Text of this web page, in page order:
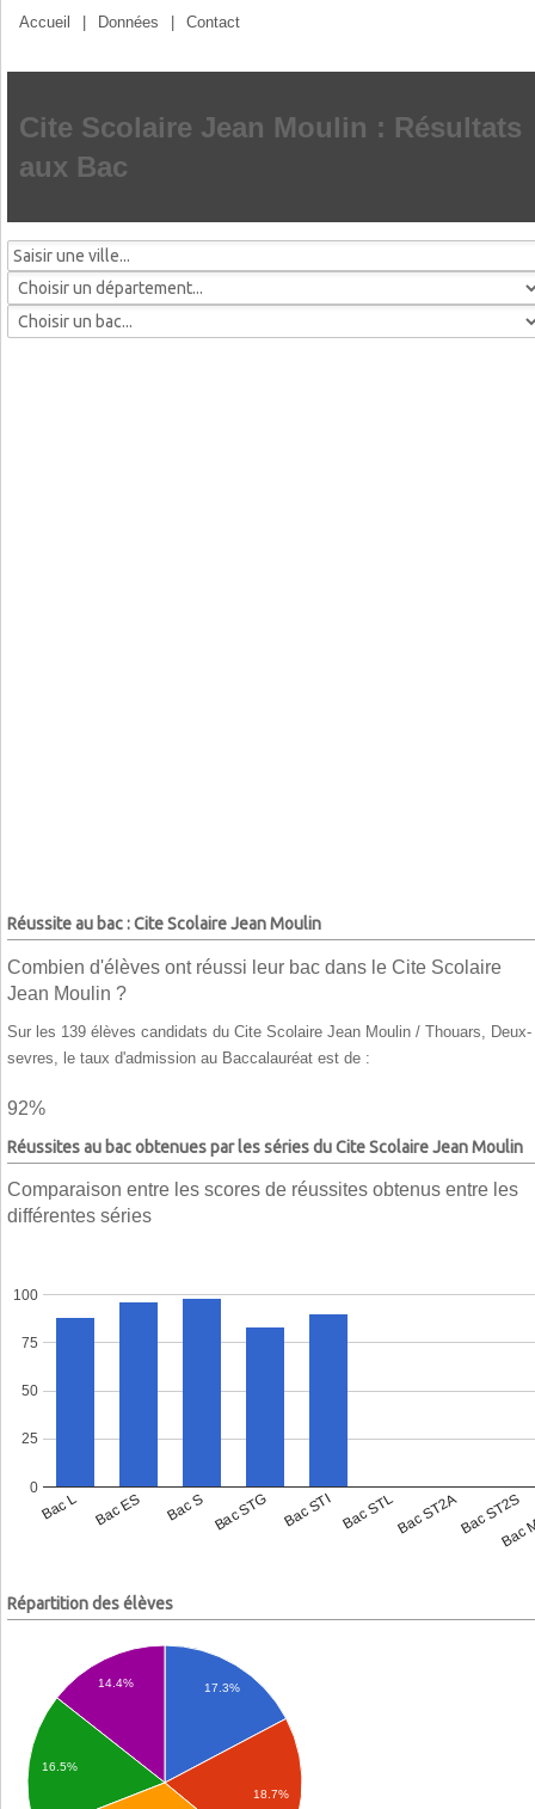
Accueil Données Contact
Cite Scolaire Jean Moulin : Résultats
aux Bac
Réussite au bac : Cite Scolaire Jean Moulin
Combien d'élèves ont réussi leur bac dans le Cite Scolaire
Jean Moulin ?
Sur les 139 élèves candidats du Cite Scolaire Jean Moulin / Thouars, Deux-
sevres, le taux d'admission au Baccalauréat est de :
92%
Réussites au bac obtenues par les séries du Cite Scolaire Jean Moulin
Comparaison entre les scores de réussites obtenus entre les
différentes séries
Bac L Bac ES Bac S Bac STG Bac STI Bac STLBac ST2ABac ST2S
0
25
50
75
100
Répartition des élèves
17.3%
18.7%
14.4%
16.5%